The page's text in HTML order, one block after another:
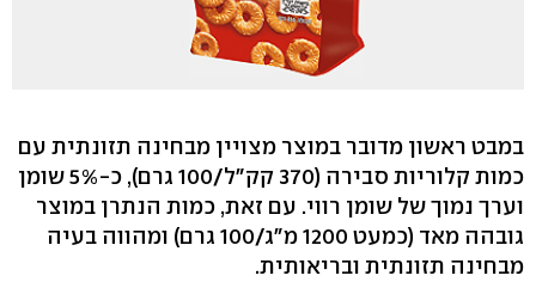
במבט ראשון מדובר במוצר מצויין מבחינה תזונתית עם
כמות קלוריות סבירה (370 קק"ל/100 גרם), כ-5% שומן
וערך נמוך של שומן רווי. עם זאת, כמות הנתרן במוצר
גובהה מאד (כמעט 1200 מ"ג/100 גרם) ומהווה בעיה
מבחינה תזונתית ובריאותית.